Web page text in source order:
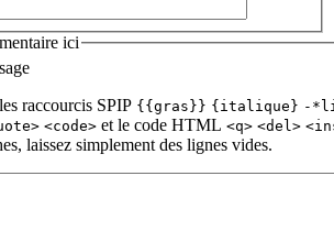
ici
raccourcis SPIP {{gras}} {italique} -
<code> et le code HTML <q> <del>
laissez simplement des lignes vides.